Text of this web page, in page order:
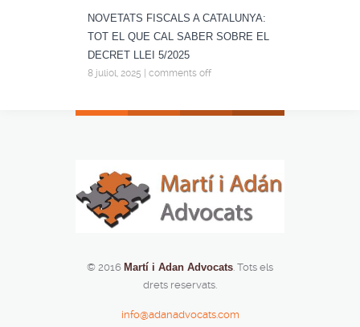
NOVETATS FISCALS A CATALUNYA:
TOT EL QUE CAL SABER SOBRE EL
DECRET LLEI 5/2025
8 juliol, 2025 comments off
© 2016 Martí i Adan Advocats. Tots els
drets reservats.
info@adanadvocats.com